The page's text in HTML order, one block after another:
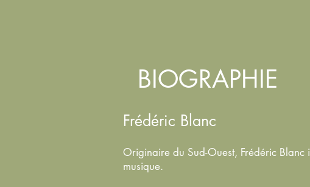
BIOGRAPHIE
Frédéric Blanc
Originaire du Sud-Ouest, Frédéric
musique.